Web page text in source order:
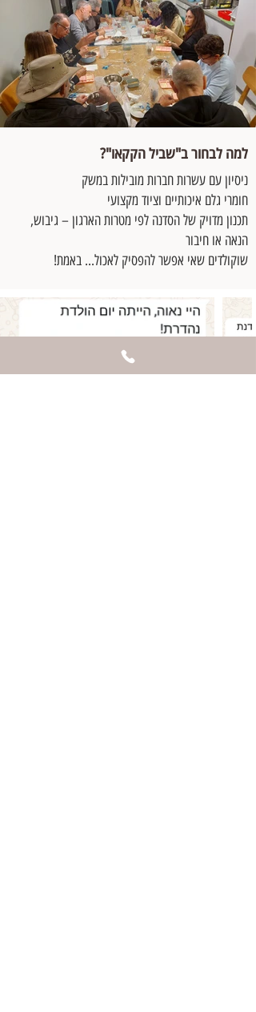
למה לבחור ב"שביל הקקאו"?
ניסיון עם עשרות חברות מובילות במשק
חומרי גלם איכותיים וציוד מקצועי
תכנון מדויק של הסדנה לפי מטרות הארגון – גיבוש,
הנאה או חיבור
שוקולדים שאי אפשר להפסיק לאכול... באמת!